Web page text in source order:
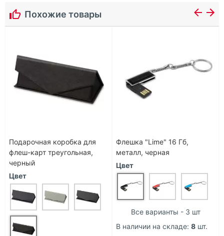
Похожие товары
Подарочная коробка для
флеш-карт треугольная,
черный
Цвет
Флешка "Lime" 16 Гб,
металл, черная
Цвет
Все варианты - 3 шт
В наличии на складе: 8 шт.